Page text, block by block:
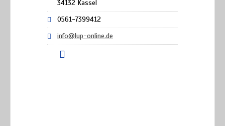
34132 Kassel
0561-7399412
info@lup-online.de